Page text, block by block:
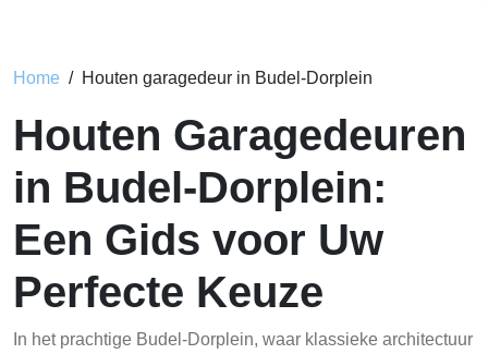
Home Houten garagedeur in Budel-Dorplein
Houten Garagedeuren
in Budel-Dorplein:
Een Gids voor Uw
Perfecte Keuze
In het prachtige Budel-Dorplein, waar klassieke architectuur